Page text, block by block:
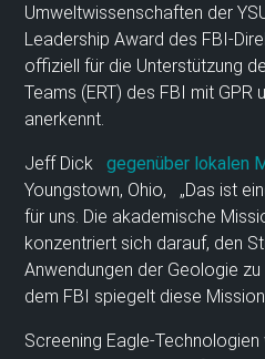
Umweltwissenschaften der
Leadership Award des FBI-
offiziell für die Unterstützung
Teams (ERT) des FBI mit GPR
anerkennt.
Jeff Dickgegenüber lokalen
Youngstown, Ohio, „Das ist
für uns. Die akademische
konzentriert sich darauf, den
Anwendungen der Geologie
dem FBI spiegelt diese
Screening Eagle-Technologien